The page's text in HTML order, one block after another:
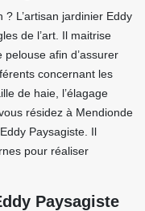
L’artisan jardinier Eddy
de l’art. Il maitrise
pelouse afin d’assurer
concernant les
de haie, l’élagage
résidez à Mendionde
Paysagiste. Il
pour réaliser
Paysagiste